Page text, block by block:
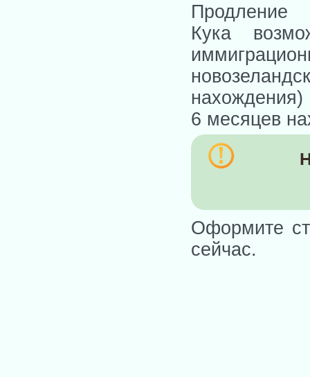
Кука
нахождения)
6 месяцев
Оформите
сейчас.